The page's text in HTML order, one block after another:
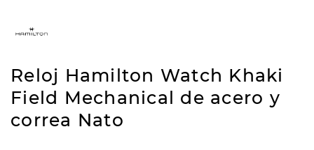
Reloj Hamilton Watch Khaki
Field Mechanical de acero y
correa Nato